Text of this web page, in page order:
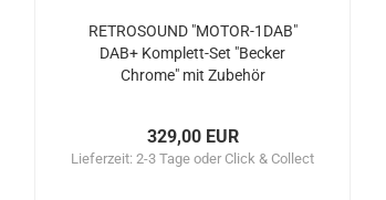
RETROSOUND "MOTOR-1DAB"
DAB+ Komplett-Set "Becker
Chrome" mit Zubehör
329,00 EUR
Lieferzeit: 2-3 Tage oder Click & Collect